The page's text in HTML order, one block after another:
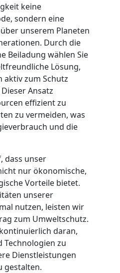
keine
sondern eine
unserem Planeten
Durch die
Beiladung wählen Sie
Lösung,
aktiv zum Schutz
Ansatz
effizient zu
zu vermeiden, was
und die
dass unser
nur ökonomische,
Vorteile bietet.
unserer
nutzen, leisten wir
zum Umweltschutz.
daran,
Technologien zu
Dienstleistungen
gestalten.